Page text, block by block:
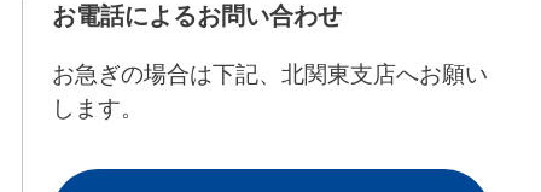
お電話によるお問い合わせ
お急ぎの場合は下記、北関東支店へお願い
します。